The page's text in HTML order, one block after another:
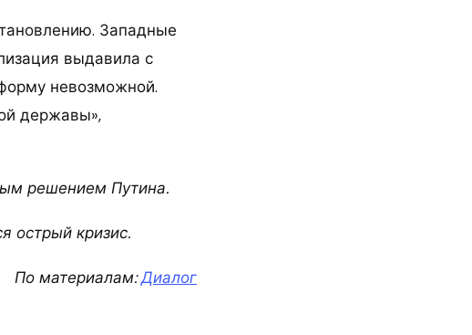
Западные
выдавила с
невозможной.
державы»,
решением Путина.
острый кризис.
По материалам:Диалог